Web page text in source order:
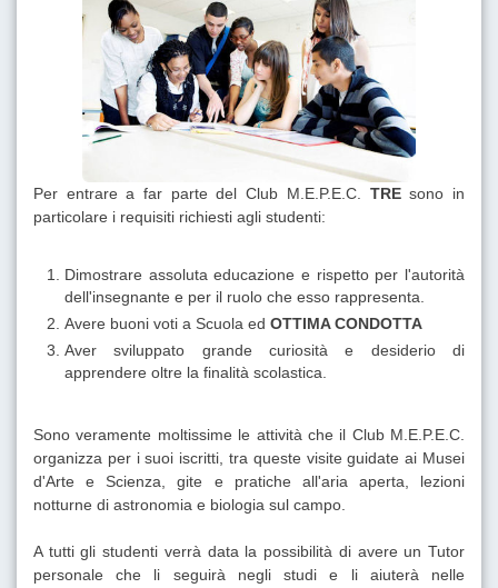
Per entrare a far parte del Club M.E.P.E.C. TREsono in
particolare i requisiti richiesti agli studenti:
Dimostrare assoluta educazione e rispetto per l'autorità
dell'insegnante e per il ruolo che esso rappresenta.
Avere buoni voti a Scuola ed OTTIMA CONDOTTA
Aver sviluppato grande curiosità e desiderio di
apprendere oltre la finalità scolastica.
Sono veramente moltissime le attività che il Club M.E.P.E.C.
organizza per i suoi iscritti, tra queste visite guidate ai Musei
d'Arte e Scienza, gite e pratiche all'aria aperta, lezioni
notturne di astronomia e biologia sul campo.
A tutti gli studenti verrà data la possibilità di avere un Tutor
personale che li seguirà negli studi e li aiuterà nelle